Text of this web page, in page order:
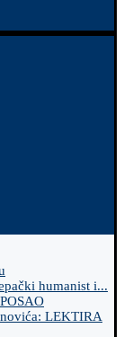
humanist i...
LEKTIRA